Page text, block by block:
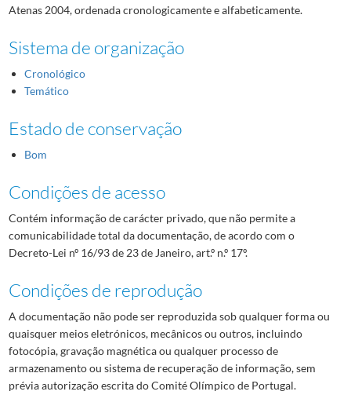
Atenas 2004, ordenada cronologicamente e alfabeticamente.
Sistema de organização
Cronológico
Temático
Estado de conservação
Bom
Condições de acesso
Contém informação de carácter privado, que não permite a
comunicabilidade total da documentação, de acordo com o
Decreto-Lei nº 16/93 de 23 de Janeiro, art.º n.º 17º.
Condições de reprodução
A documentação não pode ser reproduzida sob qualquer forma ou
quaisquer meios eletrónicos, mecânicos ou outros, incluindo
fotocópia, gravação magnética ou qualquer processo de
armazenamento ou sistema de recuperação de informação, sem
prévia autorização escrita do Comité Olímpico de Portugal.